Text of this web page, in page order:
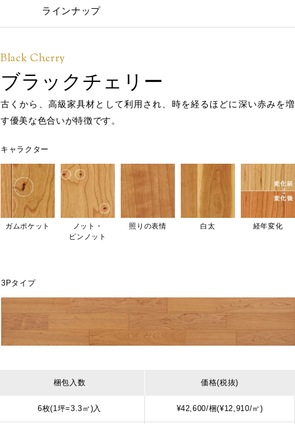
ラインナップ
Black Cherry
ブラックチェリー
古くから、高級家具材として利用され、時を経るほどに深い赤みを増
す優美な色合いが特徴です。
キャラクター
ガムポケット
ノット・
ピンノット
照りの表情 白太 経年変化
3Pタイプ
梱包入数 価格(税抜)
6枚(1坪=3.3㎡)入 ¥42,600/梱(¥12,910/㎡)